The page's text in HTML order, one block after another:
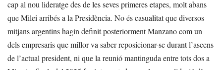
cap al nou lideratge des de les seves primeres etapes, molt abans
que Milei arribés a la Presidència. No és casualitat que diversos
mitjans argentins hagin definit posteriorment Manzano com un
dels empresaris que millor va saber reposicionar-se durant l’ascens
de l’actual president, ni que la reunió mantinguda entre tots dos a